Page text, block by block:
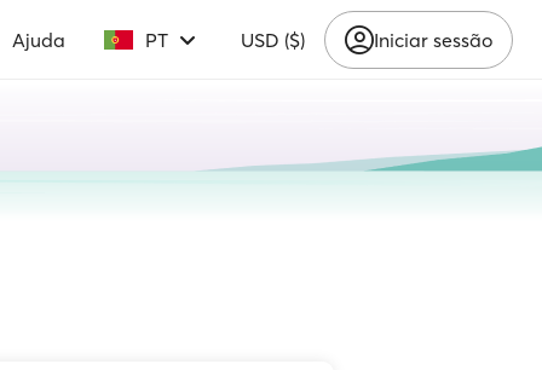
Ajuda PT USD ($) Iniciar sessão